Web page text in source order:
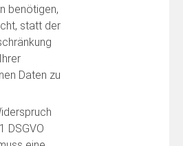
benötigen,
statt der
Daten zu
DSGVO